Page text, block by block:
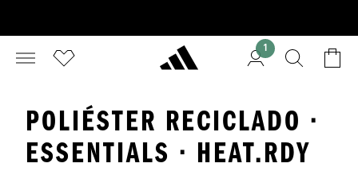
1
POLIÉSTER RECICLADO ·
ESSENTIALS · HEAT.RDY